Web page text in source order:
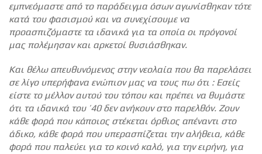
εμπνεόμαστε από το παράδειγμα όσων αγωνίσθηκαν τότε
κατά του φασισμού και να συνεχίσουμε να
προασπιζόμαστε τα ιδανικά για τα οποία οι πρόγονοί
μας πολέμησαν και αρκετοί θυσιάσθηκαν.
Και θέλω απευθυνόμενος στην νεολαία που θα παρελάσει
σε λίγο υπερήφανα ενώπιον μας να τους πω ότι : Εσείς
είστε το μέλλον αυτού του τόπου και πρέπει να θυμάστε
ότι τα ιδανικά του ’40 δεν ανήκουν στο παρελθόν. Ζουν
κάθε φορά που κάποιος στέκεται όρθιος απέναντι στο
άδικο, κάθε φορά που υπερασπίζεται την αλήθεια, κάθε
φορά που παλεύει για το κοινό καλό, για την ειρήνη, για